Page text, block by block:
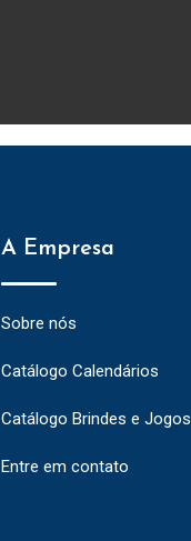
A Empresa
Sobre nós
Catálogo Calendários
Catálogo Brindes e Jogos
Entre em contato